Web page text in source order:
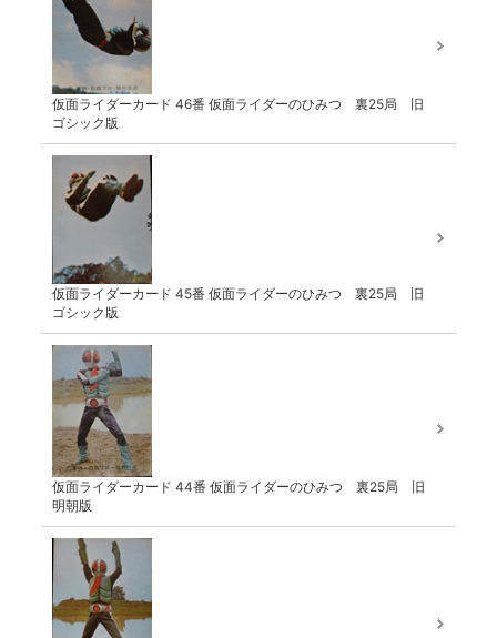
仮面ライダーカード 46番 仮面ライダーのひみつ 裏25局 旧
ゴシック版
仮面ライダーカード 45番 仮面ライダーのひみつ 裏25局 旧
ゴシック版
仮面ライダーカード 44番 仮面ライダーのひみつ 裏25局 旧
明朝版